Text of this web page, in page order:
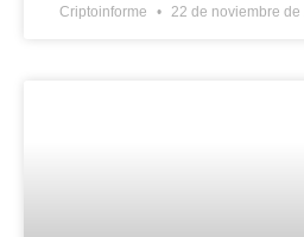
Criptoinforme 22 de noviembre de